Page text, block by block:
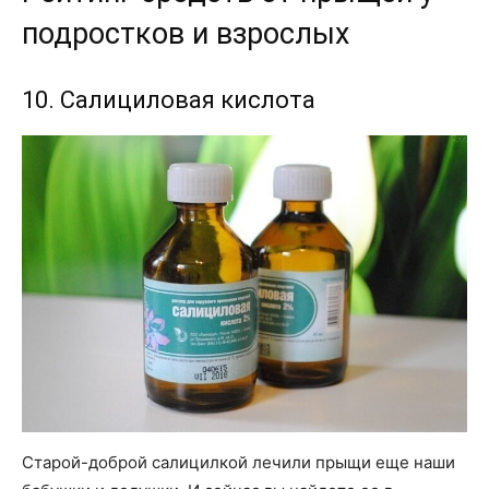
подростков и взрослых
10. Салициловая кислота
Старой-доброй салицилкой лечили прыщи еще наши